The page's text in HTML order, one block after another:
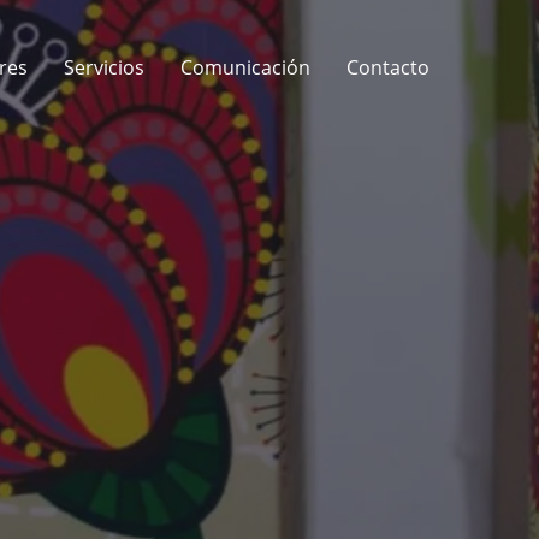
Servicios Comunicación Contacto